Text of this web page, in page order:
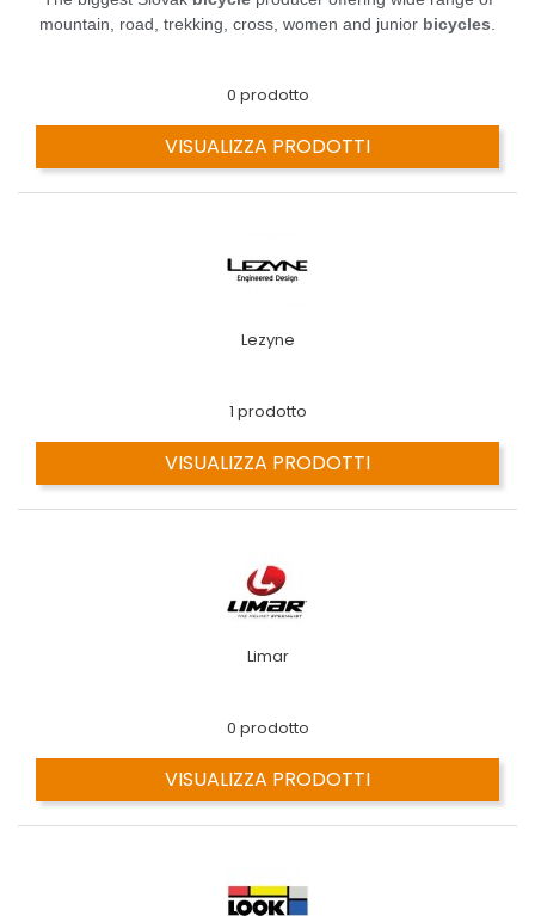
mountain, road, trekking, cross, women and junior bicycles
0 prodotto
VISUALIZZA PRODOTTI
Lezyne
1 prodotto
VISUALIZZA PRODOTTI
Limar
0 prodotto
VISUALIZZA PRODOTTI